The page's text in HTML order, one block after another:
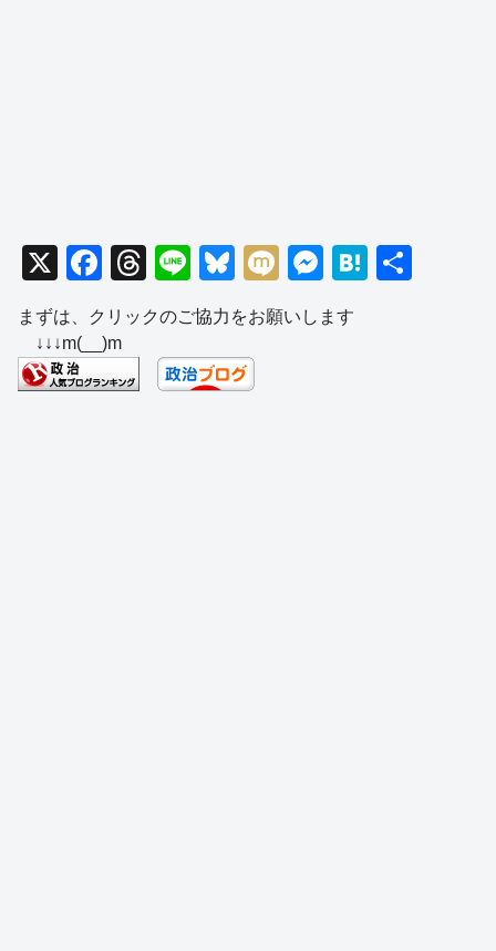
X
F
a
c
e
b
T
hr
e
a
d
Li
n
e
Bl
u
e
sk
y
M
ixi
M
e
ss
H
まずは、クリックのご協力をお願いします
↓↓↓m(__)m